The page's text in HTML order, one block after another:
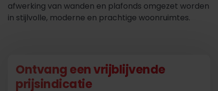
afwerking van wanden en plafonds omgezet worden
in stijlvolle, moderne en prachtige woonruimtes.
Ontvang een vrijblijvende
prijsindicatie